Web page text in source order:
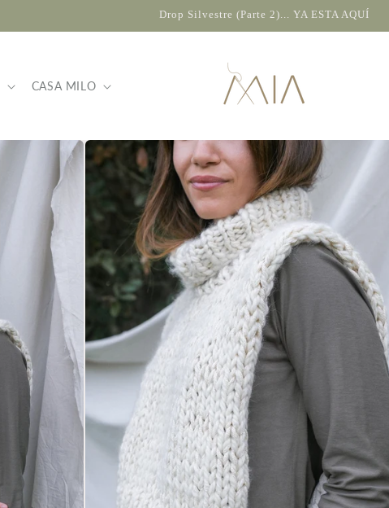
Drop Silvestre (Parte 2)... YA ESTA AQUÍ
CASA MILO